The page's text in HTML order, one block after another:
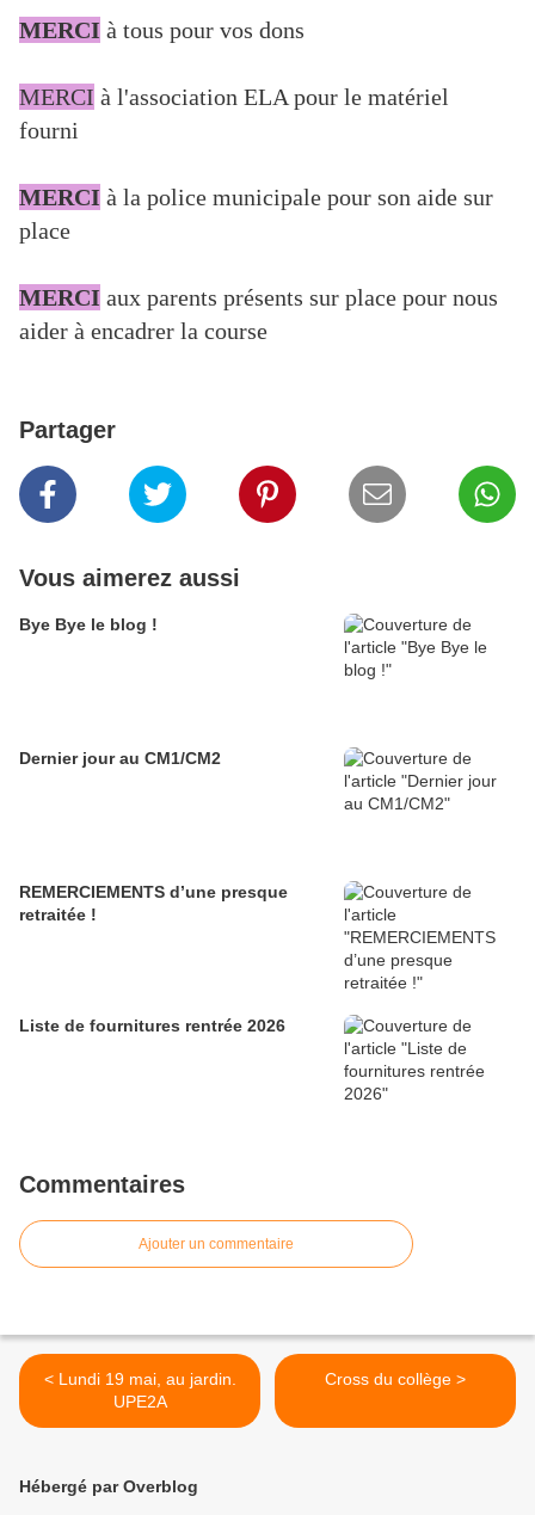
MERCI à tous pour vos dons
MERCI à l'association ELA pour le matériel
fourni
MERCI à la police municipale pour son aide sur
place
MERCI aux parents présents sur place pour nous
aider à encadrer la course
Partager
Vous aimerez aussi
Bye Bye le blog !
Dernier jour au CM1/CM2
REMERCIEMENTS d’une presque
retraitée !
Liste de fournitures rentrée 2026
Commentaires
Ajouter un commentaire
< Lundi 19 mai, au jardin.
UPE2A
Cross du collège >
Hébergé par Overblog